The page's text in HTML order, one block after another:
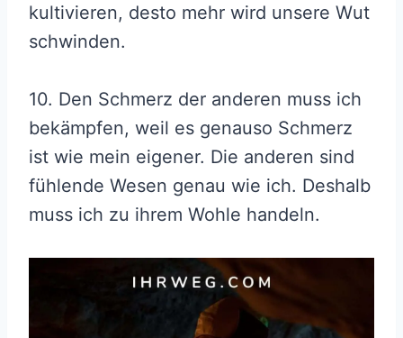
kultivieren, desto mehr wird unsere Wut
schwinden.
10. Den Schmerz der anderen muss ich
bekämpfen, weil es genauso Schmerz
ist wie mein eigener. Die anderen sind
fühlende Wesen genau wie ich. Deshalb
muss ich zu ihrem Wohle handeln.